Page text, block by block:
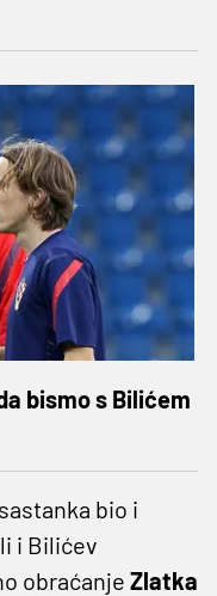
bismo s Bilićem
bio i
i Bilićev
obraćanje Zlatka